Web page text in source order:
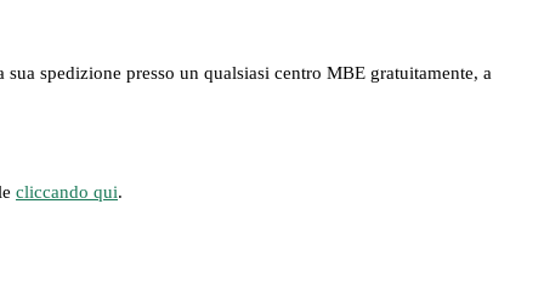
spedizione presso un qualsiasi centro MBE gratuitamente, a
cliccando qui.